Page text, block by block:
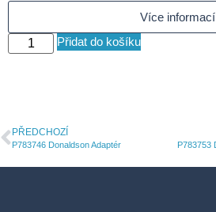
Více informací
Přidat do košíku
PŘEDCHOZÍ
P783746 Donaldson Adaptér